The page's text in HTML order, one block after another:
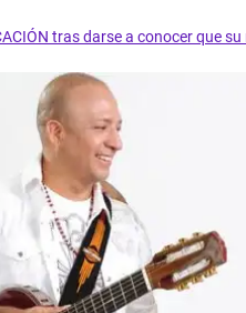
tras darse a conocer que